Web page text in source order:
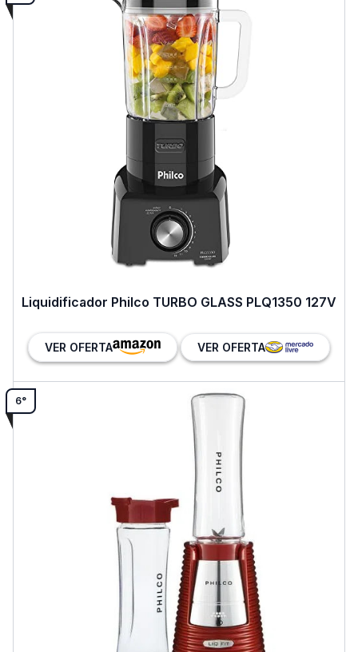
Liquidificador Philco TURBO GLASS PLQ1350 127V
VER OFERTA VER OFERTA
6°